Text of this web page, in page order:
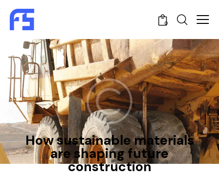
0
NEWS
How sustainable materials
are shaping future
construction